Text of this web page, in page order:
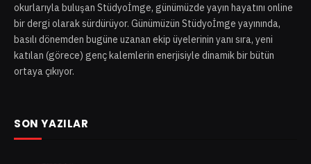
okurlarıyla buluşan Stüdyoİmge, günümüzde yayın hayatını online
bir dergi olarak sürdürüyor. Günümüzün Stüdyoİmge yayınında,
basılı dönemden bugüne uzanan ekip üyelerinin yanı sıra, yeni
katılan (görece) genç kalemlerin enerjisiyle dinamik bir bütün
ortaya çıkıyor.
SON YAZILAR